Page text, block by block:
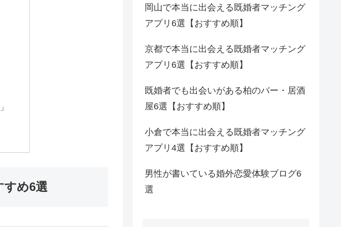
すめ6選
岡山で本当に出会える既婚者マッチング
アプリ6選【おすすめ順】
京都で本当に出会える既婚者マッチング
アプリ6選【おすすめ順】
既婚者でも出会いがある柏のバー・居酒
屋6選【おすすめ順】
小倉で本当に出会える既婚者マッチング
アプリ4選【おすすめ順】
男性が書いている婚外恋愛体験ブログ6
選